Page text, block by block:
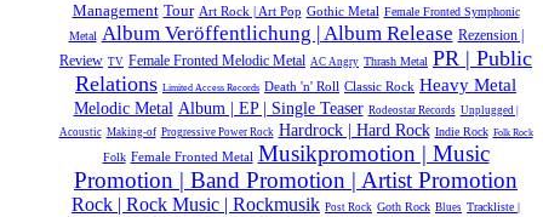
Management Tour Art Rock | Art Pop Gothic Metal Female Fronted Symphonic
Metal Album Veröffentlichung | Album Release Rezension |
Review TV Female Fronted Melodic Metal AC Angry Thrash Metal PR | Public
Relations Limited Access Records Death 'n' Roll Classic Rock Heavy Metal
Melodic Metal Album | EP | Single Teaser Rodeostar Records Unplugged |
Acoustic Making-of Progressive Power Rock Hardrock | Hard Rock Indie Rock Folk Rock
Folk Female Fronted Metal Musikpromotion | Music
Promotion | Band Promotion | Artist Promotion
Rock | Rock Music | Rockmusik Post Rock Goth Rock Blues Trackliste |